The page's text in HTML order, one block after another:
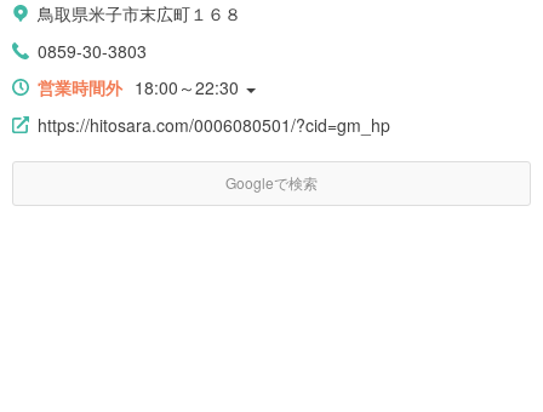
鳥取県米子市末広町１６８
0859-30-3803
営業時間外 18:00～22:30
https://hitosara.com/0006080501/?cid=gm_hp
Googleで検索